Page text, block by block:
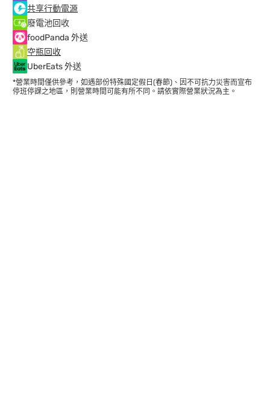
共享行動電源
廢電池回收
foodPanda 外送
空瓶回收
UberEats 外送
*營業時間僅供參考，如遇部份特殊國定假日(春節)、因不可抗力災害而宣布
停班停課之地區，則營業時間可能有所不同。請依實際營業狀況為主。